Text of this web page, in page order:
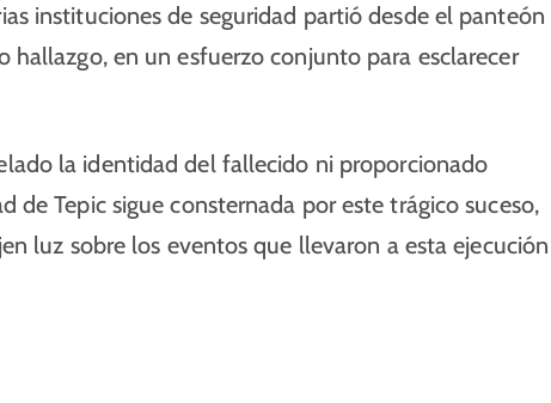
instituciones de seguridad partió desde el panteón
hallazgo, en un esfuerzo conjunto para esclarecer
la identidad del fallecido ni proporcionado
de Tepic sigue consternada por este trágico suceso,
luz sobre los eventos que llevaron a esta ejecución